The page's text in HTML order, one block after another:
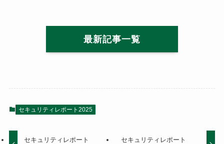
最新記事一覧
セキュリティレポート2025
セキュリティレポート
セキュリティレポート